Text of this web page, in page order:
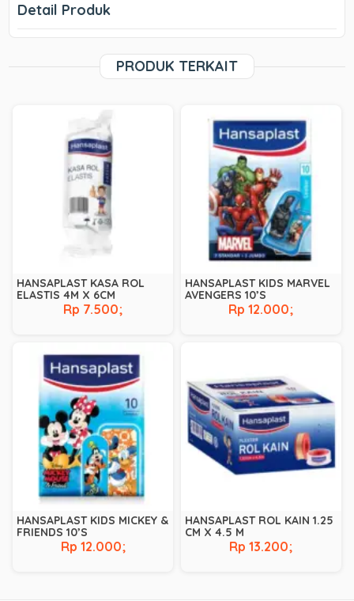
Detail Produk
PRODUK TERKAIT
HANSAPLAST KASA ROL
ELASTIS 4M X 6CM
Rp 7.500;
HANSAPLAST KIDS MARVEL
AVENGERS 10’S
Rp 12.000;
HANSAPLAST KIDS MICKEY &
FRIENDS 10’S
Rp 12.000;
HANSAPLAST ROL KAIN 1.25
CM X 4.5 M
Rp 13.200;